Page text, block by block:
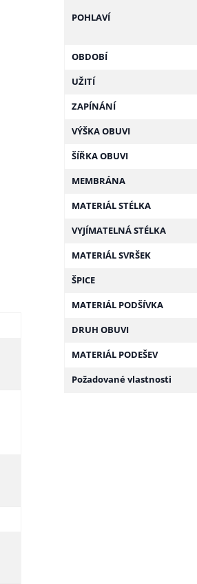
POHLAVÍ
OBDOBÍ
UŽITÍ
ZAPÍNÁNÍ
VÝŠKA OBUVI
ŠÍŘKA OBUVI
MEMBRÁNA
MATERIÁL STÉLKA
VYJÍMATELNÁ STÉLKA
MATERIÁL SVRŠEK
ŠPICE
MATERIÁL PODŠÍVKA
DRUH OBUVI
MATERIÁL PODEŠEV
Požadované vlastnosti